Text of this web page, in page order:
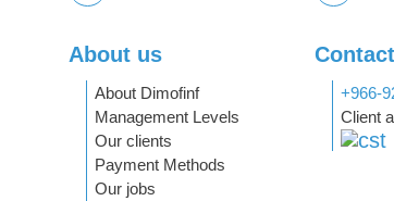
About us
About Dimofinf
Management Levels
Our clients
Payment Methods
Our jobs
+966-
Client